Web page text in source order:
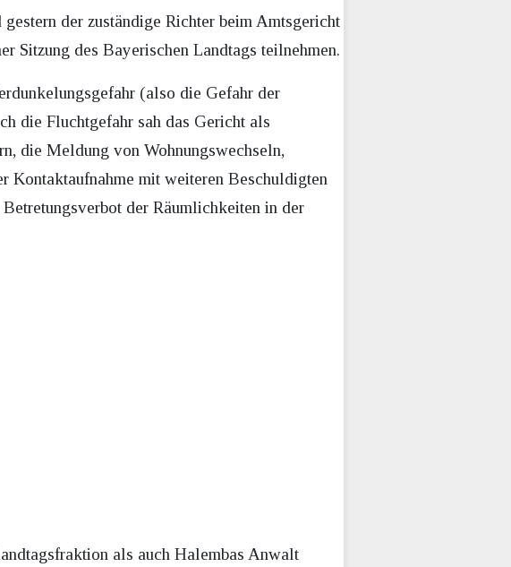
der zuständige Richter beim Amtsgericht
Sitzung des Bayerischen Landtags teilnehmen.
(also die Gefahr der
die Fluchtgefahr sah das Gericht als
die Meldung von Wohnungswechseln,
Kontaktaufnahme mit weiteren Beschuldigten
der Räumlichkeiten in der
als auch Halembas Anwalt